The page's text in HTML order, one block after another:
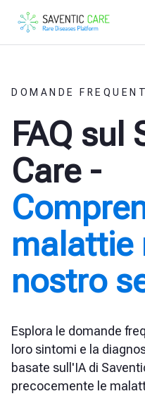
DOMANDE
FAQ sul
Care -
malattie
nostro
Esplora le domande
loro sintomi e la
basate sull'IA di
precocemente le